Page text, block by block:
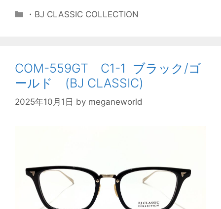
・BJ CLASSIC COLLECTION
COM-559GT C1-1 ブラック/ゴ
ールド (BJ CLASSIC)
2025年10月1日 by meganeworld